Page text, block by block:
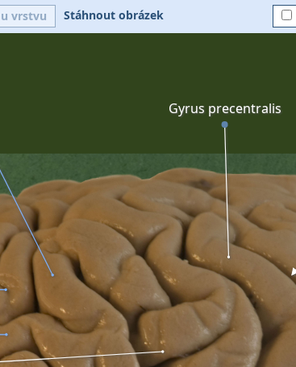
vrstvu Stáhnout obrázek
Gyrus precentralis